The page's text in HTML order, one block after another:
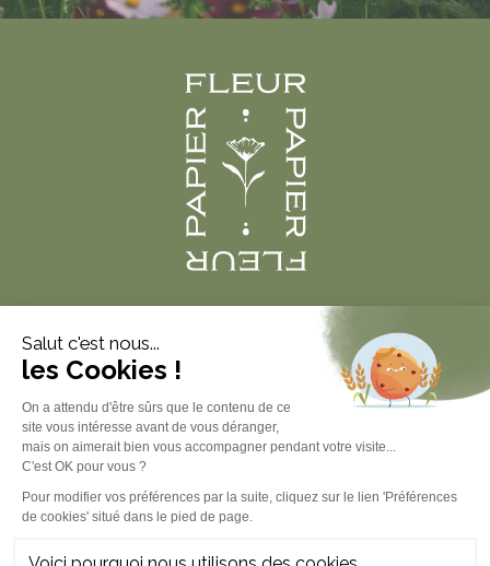
Produits
À propos
Informations légales